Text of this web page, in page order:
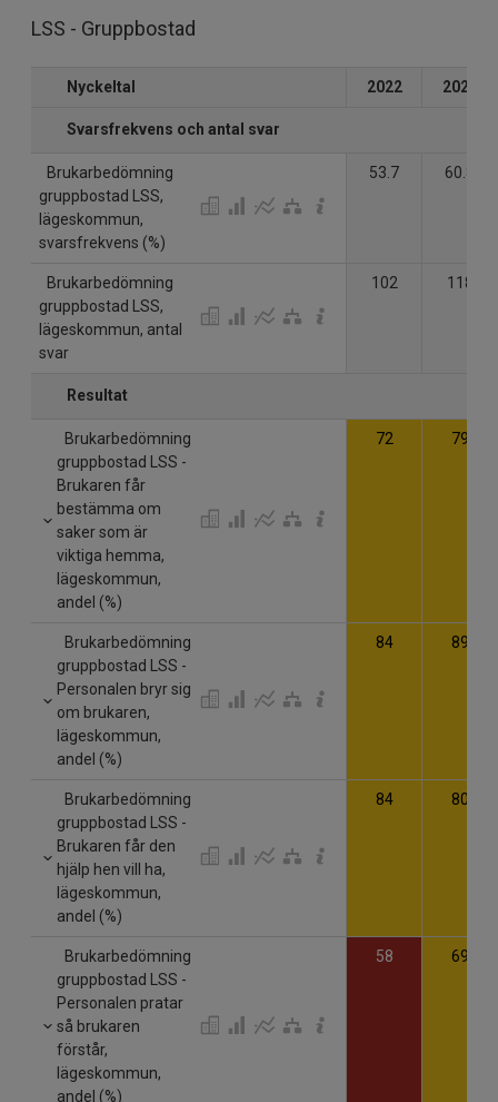
LSS - Gruppbostad
Nyckeltal 2022 2023
Svarsfrekvens och antal svar
Brukarbedömning
gruppbostad LSS,
lägeskommun,
svarsfrekvens (%)
53.7 60.8
Brukarbedömning
gruppbostad LSS,
lägeskommun, antal
svar
102 118
Resultat
Brukarbedömning
gruppbostad LSS -
Brukaren får
bestämma om
saker som är
viktiga hemma,
lägeskommun,
andel (%)
72 79
Brukarbedömning
gruppbostad LSS -
Personalen bryr sig
om brukaren,
lägeskommun,
andel (%)
84 89
Brukarbedömning
gruppbostad LSS -
Brukaren får den
hjälp hen vill ha,
lägeskommun,
andel (%)
84 80
Brukarbedömning
gruppbostad LSS -
Personalen pratar
så brukaren
förstår,
lägeskommun,
andel (%)
58 69